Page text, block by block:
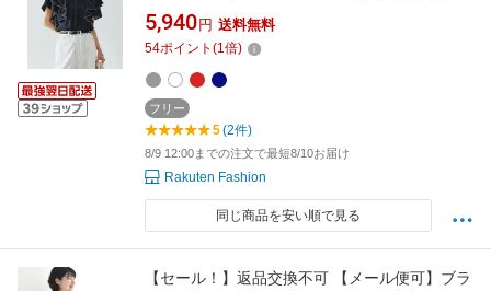
マシンウォッシャブル 吸水速乾 通気性 UVカッ
ト ユナイテッドアローズ グリーンレーベルリ
ラクシング トップス シャツ・ブラウス グレー
ネイビー レッド ホワイト【送料無料】
5,940 円 送料無料
54ポイント (1倍)
フリー
5(2件)
8/9 12:00までの注文で最短8/10お届け
Rakuten Fashion
同じ商品を安い順で見る
【セール！】返品交換不可 【メール便可】ブラ